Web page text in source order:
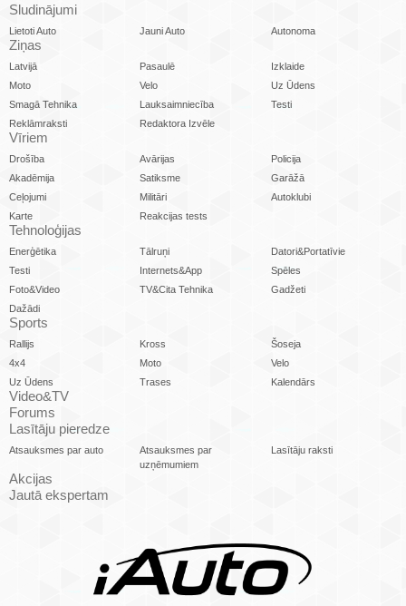
Sludinājumi
Lietoti Auto Jauni Auto Autonoma
Ziņas
Latvijā Pasaulē
Izklaide
Moto
Velo
Uz Ūdens
Smagā Tehnika
Lauksaimniecība
Testi
Reklāmraksti
Redaktora Izvēle
Vīriem
Drošība Avārijas
Policija
Akadēmija
Satiksme
Garāžā
Ceļojumi
Militāri
Autoklubi
Karte
Reakcijas tests
Tehnoloģijas
Enerģētika Tālruņi
Datori&Portatīvie
Testi
Internets&App
Spēles
Foto&Video
TV&Cita Tehnika
Gadžeti
Dažādi
Sports
Rallijs Kross
Šoseja
4x4
Moto
Velo
Uz Ūdens
Trases Kalendārs
Video&TV
Forums
Lasītāju pieredze
Atsauksmes par auto
Atsauksmes par
uzņēmumiem
Lasītāju raksti
Akcijas
Jautā ekspertam